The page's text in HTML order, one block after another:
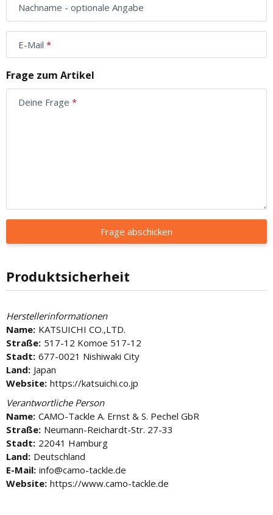
Nachname - optionale Angabe
E-Mail
Frage zum Artikel
Deine Frage
Frage abschicken
Produktsicherheit
Herstellerinformationen
Name: KATSUICHI CO.,LTD.
Straße: 517-12 Komoe 517-12
Stadt: 677-0021 Nishiwaki City
Land: Japan
Website: https://katsuichi.co.jp
Verantwortliche Person
Name: CAMO-Tackle A. Ernst & S. Pechel GbR
Straße: Neumann-Reichardt-Str. 27-33
Stadt: 22041 Hamburg
Land: Deutschland
E-Mail: info@camo-tackle.de
Website: https://www.camo-tackle.de